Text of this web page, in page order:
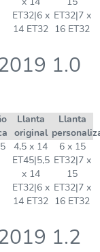
ET32|6 x
14 ET32
ET32|7 x
16 ET32
1.0
Llanta
original
Llanta
4,5 x 14
ET45|5,5
x 14
ET32|6 x
14 ET32
6 x 15
ET32|7 x
15
ET32|7 x
16 ET32
1.2